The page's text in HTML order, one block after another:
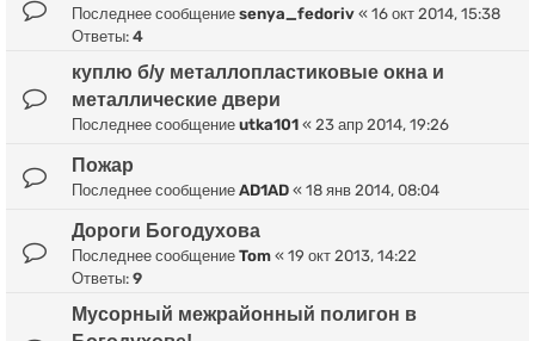
Последнее сообщение senya_fedoriv « 16 окт 2014, 15:38
Ответы: 4
куплю б/у металлопластиковые окна и
металлические двери
Последнее сообщение utka101 « 23 апр 2014, 19:26
Пожар
Последнее сообщение AD1AD « 18 янв 2014, 08:04
Дороги Богодухова
Последнее сообщение Tom « 19 окт 2013, 14:22
Ответы: 9
Мусорный межрайонный полигон в